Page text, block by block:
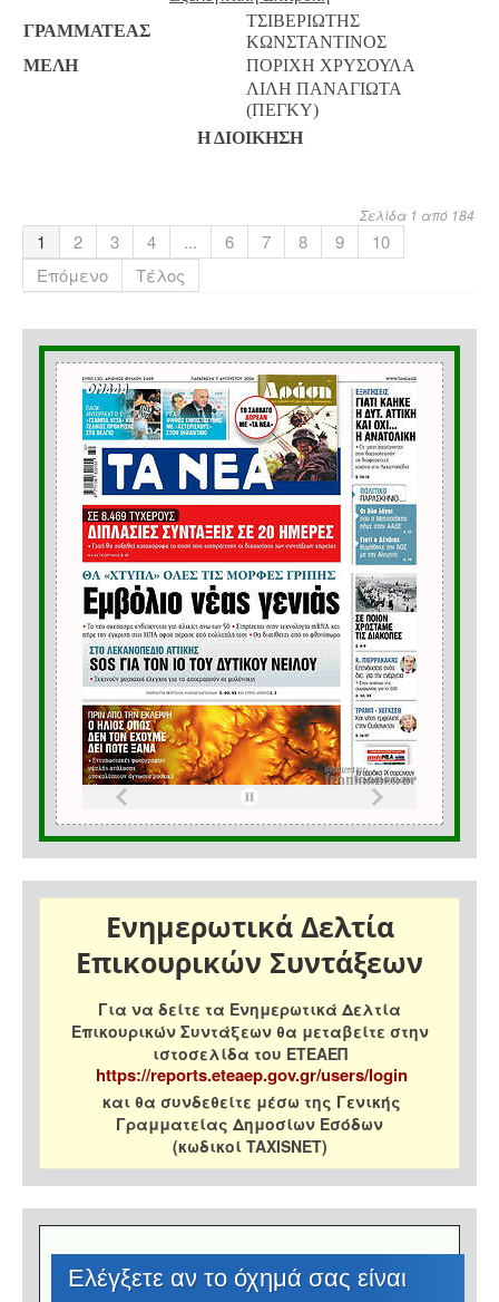
ΓΡΑΜΜΑΤΕΑΣ
ΤΣΙΒΕΡΙΩΤΗΣ
ΚΩΝΣΤΑΝΤΙΝΟΣ
ΜΕΛΗ
ΠΟΡΙΧΗ ΧΡΥΣΟΥΛΑ
ΛΙΛΗ ΠΑΝΑΓΙΩΤΑ
(ΠΕΓΚΥ)
Η ΔΙΟΙΚΗΣΗ
Σελίδα 1 από 184
1 2 3 4 ... 6 7 8 9
10
Επόμενο
Τέλος
Ενημερωτικά Δελτία
Επικουρικών Συντάξεων
Για να δείτε τα Ενημερωτικά Δελτία
Επικουρικών Συντάξεων θα μεταβείτε στην
ιστοσελίδα του ΕΤΕΑΕΠ
https://reports.eteaep.gov.gr/users/login
και θα συνδεθείτε μέσω της Γενικής
Γραμματείας Δημοσίων Εσόδων
(κωδικοί TAXISNET)
Eλέγξετε αν το όχημά σας είναι